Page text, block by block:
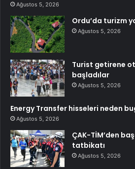
Ağustos 5, 2026
Ordu’da turizm
Ağustos 5, 2026
Turist getirene
başladılar
Ağustos 5, 2026
Energy Transfer hisseleri neden
Ağustos 5, 2026
ÇAK-TİM’den
tatbikatı
Ağustos 5, 2026